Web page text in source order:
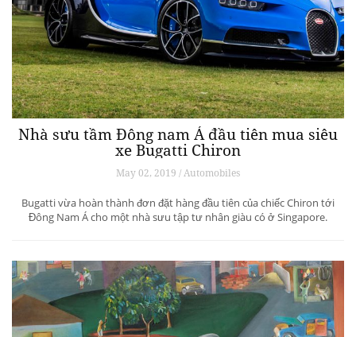
Nhà sưu tầm Đông nam Á đầu tiên mua siêu
xe Bugatti Chiron
May 02, 2019 / Automobiles
Bugatti vừa hoàn thành đơn đặt hàng đầu tiên của chiếc Chiron tới
Đông Nam Á cho một nhà sưu tập tư nhân giàu có ở Singapore.